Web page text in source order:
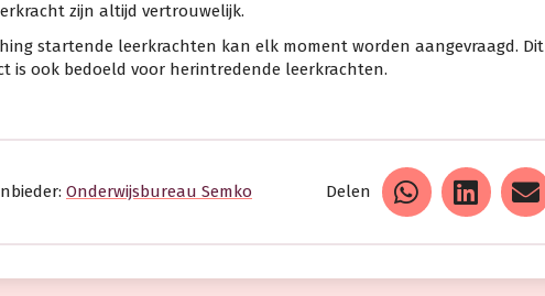
zijn altijd vertrouwelijk.
startende leerkrachten kan elk moment worden aangevraagd. Dit
is ook bedoeld voor herintredende leerkrachten.
Onderwijsbureau Semko Delen